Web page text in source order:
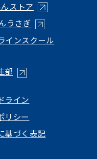
ストア （新しいタブで
うさぎ （新しいタブで
インスクール
部（新しいタブで開く）
ライン
リシー
基づく表記